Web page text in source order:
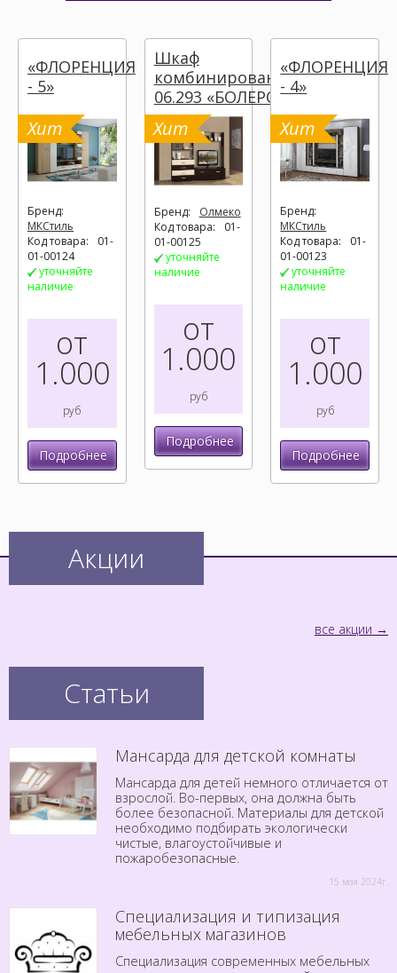
«ФЛОРЕНЦИЯ
- 5»
Хит
Бренд:
МКСтиль
Код товара:
01-
01-00124
уточняйте
наличие
от
1.000
руб
Подробнее
Шкаф
комбинированный
06.293 «БОЛЕРО»
Хит
Бренд:
Олмеко
Код товара:
01-
01-00125
уточняйте
наличие
от
1.000
руб
Подробнее
«ФЛОРЕНЦИЯ
- 4»
Хит
Бренд:
МКСтиль
Код товара:
01-
01-00123
уточняйте
наличие
от
1.000
руб
Подробнее
Акции
все акции
Статьи
Мансарда для детской комнаты
Мансарда для детей немного отличается от
взрослой. Во-первых, она должна быть
более безопасной. Материалы для детской
необходимо подбирать экологически
чистые, влагоустойчивые и
пожаробезопасные.
15 мая 2024г.
Специализация и типизация
мебельных магазинов
Специализация современных мебельных